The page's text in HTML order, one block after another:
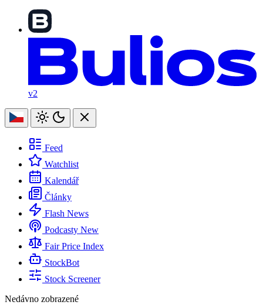
v2
Feed
Watchlist
Kalendář
Články
Flash News
Podcasty New
Fair Price Index
StockBot
Stock Screener
Nedávno zobrazené